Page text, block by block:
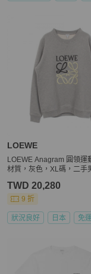
LOEWE
LOEWE Anagram 圓領運
材質，灰色，XL碼，二手
TWD 20,280
9 折
狀況良好 日本 免運